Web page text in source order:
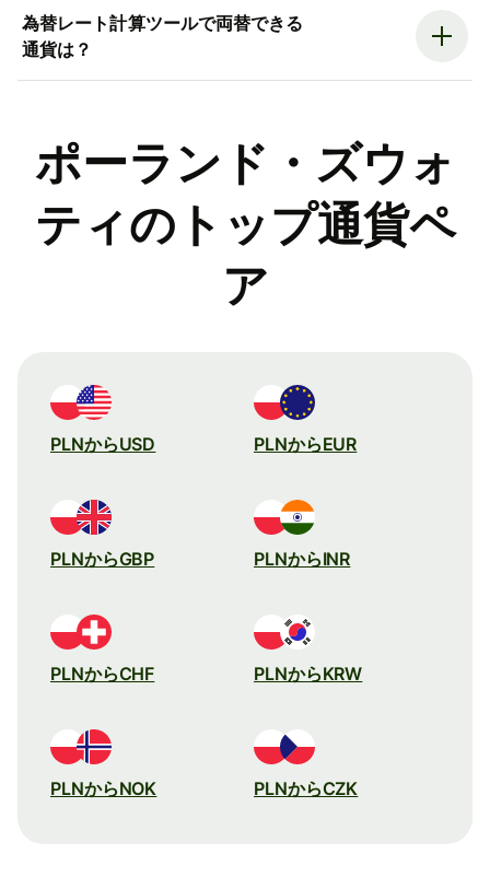
為替レート計算ツールで両替できる
通貨は？
ポーランド・ズウォ
ティのトップ通貨ペ
ア
PLNからUSD PLNからEUR
PLNからGBP PLNからINR
PLNからCHF PLNからKRW
PLNからNOK PLNからCZK